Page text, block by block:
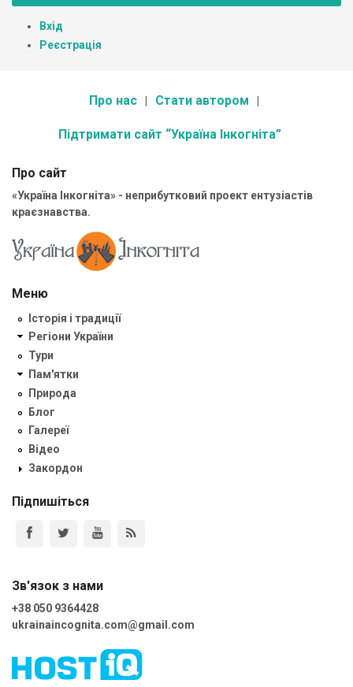
Вхід
Реєстрація
Про нас Стати автором
Підтримати сайт “Україна Інкогніта”
Про сайт
«Україна Інкогніта» - неприбутковий проект ентузіастів
краєзнавства.
Меню
Історія і традиції
Регіони України
Тури
Пам'ятки
Природа
Блог
Галереї
Відео
Закордон
Підпишіться
Зв'язок з нами
+38 050 9364428
ukrainaincognita.com@gmail.com